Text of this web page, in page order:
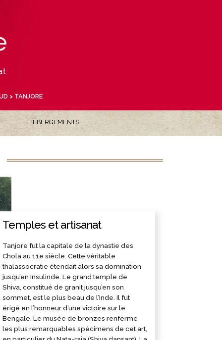
> TANJORE
HÉBERGEMENTS
Temples et artisanat
Tanjore fut la capitale de la dynastie des
Chola au 11e siècle. Cette véritable
thalassocratie étendait alors sa domination
jusqu’en Insulinde. Le grand temple de
Shiva, constitué de granit jusqu’en son
sommet, est le plus beau de l’Inde. Il fut
érigé en l’honneur d’une victoire sur le
Bengale. Le musée de bronzes renferme
les plus remarquables spécimens de cet art,